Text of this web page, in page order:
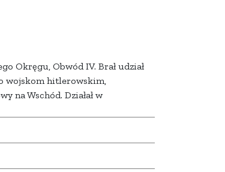
Okręgu, Obwód IV. Brał udział
wojskom hitlerowskim,
na Wschód. Działał w